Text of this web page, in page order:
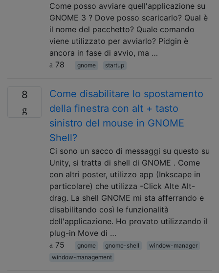
Come posso avviare quell'applicazione su
GNOME 3 ? Dove posso scaricarlo? Qual è
il nome del pacchetto? Quale comando
viene utilizzato per avviarlo? Pidgin è
ancora in fase di avvio, ma …
78
gnome startup
8
Come disabilitare lo spostamento
della finestra con alt + tasto
sinistro del mouse in GNOME
Shell?
Ci sono un sacco di messaggi su questo su
Unity, si tratta di shell di GNOME . Come
con altri poster, utilizzo app (Inkscape in
particolare) che utilizza -Click Alte Alt-
drag. La shell GNOME mi sta afferrando e
disabilitando così le funzionalità
dell'applicazione. Ho provato utilizzando il
plug-in Move di …
75
gnome gnome-shell
window-manager
window-management